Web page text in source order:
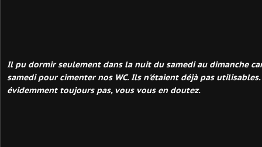
Il pu dormir seulement dans la nuit du samedi au dimanche
samedi pour cimenter nos WC. Ils n'étaient déjà pas
évidemment toujours pas, vous vous en doutez.